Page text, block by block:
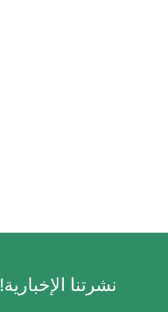
نشرتنا الإخبارية!